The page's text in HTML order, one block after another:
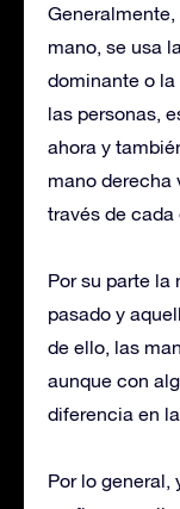
mano, se usa
dominante o la
las personas,
ahora y
mano derecha
través de
Por su parte la
pasado y
de ello, las
aunque con
diferencia en
Por lo general,